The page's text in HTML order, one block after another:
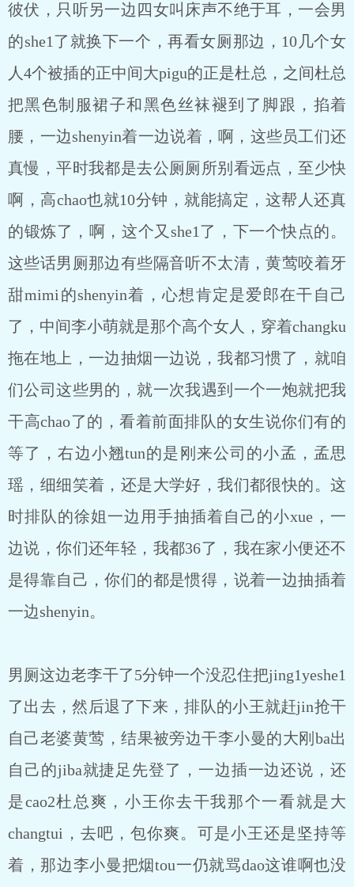
彼伏，只听另一边四女叫床声不绝于耳，一会男
的she1了就换下一个，再看女厕那边，10几个女
人4个被插的正中间大pigu的正是杜总，之间杜总
把黑色制服裙子和黑色丝袜褪到了脚跟，掐着
腰，一边shenyin着一边说着，啊，这些员工们还
真慢，平时我都是去公厕厕所别看远点，至少快
啊，高chao也就10分钟，就能搞定，这帮人还真
的锻炼了，啊，这个又she1了，下一个快点的。
这些话男厕那边有些隔音听不太清，黄莺咬着牙
甜mimi的shenyin着，心想肯定是爱郎在干自己
了，中间李小萌就是那个高个女人，穿着changku
拖在地上，一边抽烟一边说，我都习惯了，就咱
们公司这些男的，就一次我遇到一个一炮就把我
干高chao了的，看着前面排队的女生说你们有的
等了，右边小翘tun的是刚来公司的小孟，孟思
瑶，细细笑着，还是大学好，我们都很快的。这
时排队的徐姐一边用手抽插着自己的小xue，一
边说，你们还年轻，我都36了，我在家小便还不
是得靠自己，你们的都是惯得，说着一边抽插着
一边shenyin。
男厕这边老李干了5分钟一个没忍住把jing1yeshe1
了出去，然后退了下来，排队的小王就赶jin抢干
自己老婆黄莺，结果被旁边干李小曼的大刚ba出
自己的jiba就捷足先登了，一边插一边还说，还
是cao2杜总爽，小王你去干我那个一看就是大
changtui，去吧，包你爽。可是小王还是坚持等
着，那边李小曼把烟tou一仍就骂dao这谁啊也没